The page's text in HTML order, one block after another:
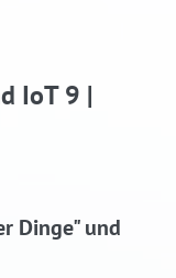
IoT 9 |
Dinge" und